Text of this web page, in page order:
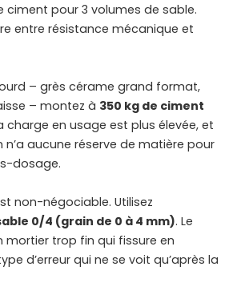
ciment pour 3 volumes de sable.
entre résistance mécanique et
– grès cérame grand format,
– montez à 350 kg de ciment
charge en usage est plus élevée, et
aucune réserve de matière pour
dosage.
non-négociable. Utilisez
0/4 (grain de 0 à 4 mm). Le
mortier trop fin qui fissure en
d’erreur qui ne se voit qu’après la